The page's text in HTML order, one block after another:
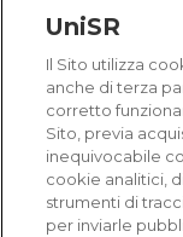
Università
utilizzare le
UniSR
Il Sito utilizza
anche di terza
corretto
Sito, previa
inequivocabile
cookie analitici,
strumenti di
per inviarle